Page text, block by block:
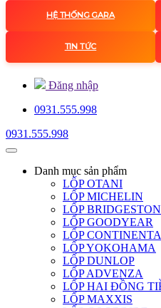
HỆ THỐNG GARA
TIN TỨC
Đăng nhập
0931.555.998
0931.555.998
Danh mục sản phẩm
LỐP OTANI
LỐP MICHELIN
LỐP
LỐP GOODYEAR
LỐP
LỐP YOKOHAMA
LỐP DUNLOP
LỐP ADVENZA
LỐP HAI ĐỒNG
LỐP MAXXIS